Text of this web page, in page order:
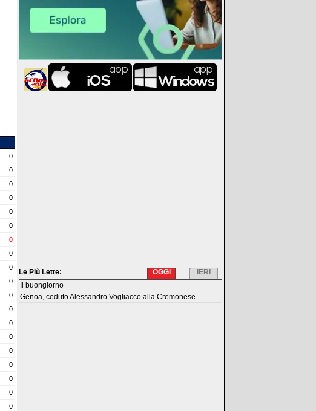
0
0
0
0
0
0
0
0
0
0
0
0
0
0
0
0
0
0
0
Le Più Lette: IERI
OGGI
Il buongiorno
Genoa, ceduto Alessandro Vogliacco alla Cremonese